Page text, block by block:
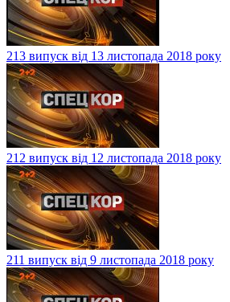
213 випуск від 13 листопада 2018 року
212 випуск від 12 листопада 2018 року
211 випуск від 9 листопада 2018 року